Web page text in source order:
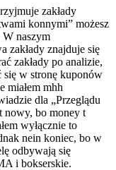
zakłady
konnymi” możesz
W naszym
zakłady znajduje się
zakłady po analizie,
się w stronę kuponów
miałem mhh
dla „Przeglądu
nowy, bo money t
wyłącznie to
nein koniec, bo w
odbywają się
i bokserskie.